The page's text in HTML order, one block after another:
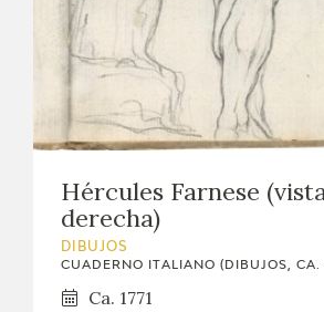
Hércules Farnese
derecha)
DIBUJOS
CUADERNO ITALIANO (DIBUJOS, CA.
Ca. 1771